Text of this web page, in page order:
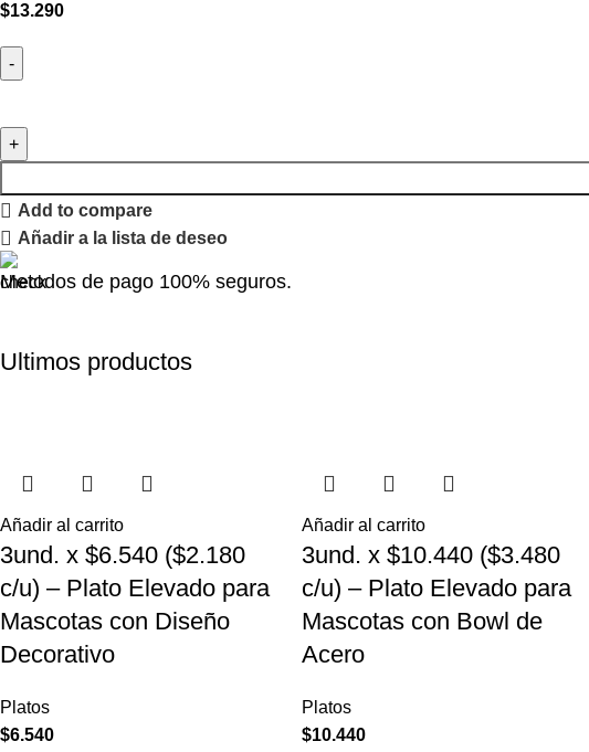
$13.290
Add to compare
Añadir a la lista de deseo
Metodos de pago 100% seguros.
Ultimos productos
Añadir al carrito
3und. x $6.540 ($2.180
c/u) – Plato Elevado para
Mascotas con Diseño
Decorativo
Platos
$6.540
Añadir al carrito
3und. x $10.440 ($3.480
c/u) – Plato Elevado para
Mascotas con Bowl de
Acero
Platos
$10.440